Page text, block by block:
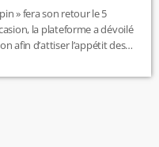
» fera son retour le 5
la plateforme a dévoilé
afin d’attiser l’appétit des
du visage d’Assane Diop,